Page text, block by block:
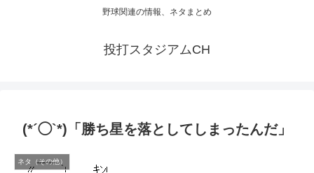
野球関連の情報、ネタまとめ
投打スタジアムCH
(*´◯`*)「勝ち星を落としてしまったんだ」
ネタ（その他）